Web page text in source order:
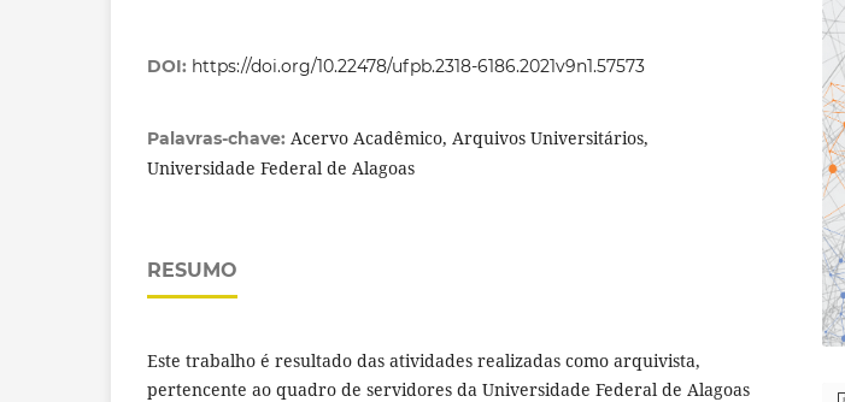
DOI: https://doi.org/10.22478/ufpb.2318-6186.2021v9n1.57573
Palavras-chave: Acervo Acadêmico, Arquivos Universitários,
Universidade Federal de Alagoas
RESUMO
Este trabalho é resultado das atividades realizadas como arquivista,
pertencente ao quadro de servidores da Universidade Federal de Alagoas